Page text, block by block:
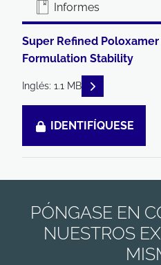
Informes
Super Refined
Formulation Stability
Inglés: 1.1 MB READ
IDENTIFÍQUESE
PÓNGASE EN
NUESTROS